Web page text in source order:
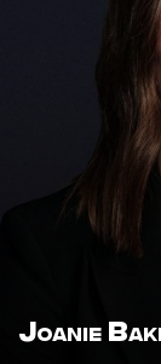
Joanie